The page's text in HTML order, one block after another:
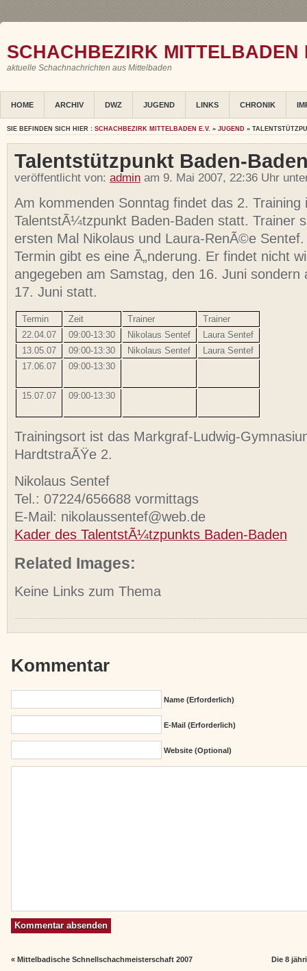
SCHACHBEZIRK MITTELBADEN
aktuelle Schachnachrichten aus Mittelbaden
HOME ARCHIV DWZ JUGEND LINKS CHRONIK
SIE BEFINDEN SICH HIER : SCHACHBEZIRK MITTELBADEN E.V. » JUGEND »
Talentstützpunkt Baden-
veröffentlicht von: admin am 9. Mai 2007, 22:36 Uhr
Am kommenden Sonntag findet das 2. Training
TalentstÃ¼tzpunkt Baden-Baden statt. Trainer
ersten Mal Nikolaus und Laura-RenÃ©e
Termin gibt es eine Ã„nderung. Er findet nicht
angegeben am Samstag, den 16. Juni sondern
17. Juni statt.
Termin Zeit Trainer
Trainer
22.04.07
09:00-13:30 Nikolaus Sentef
Laura Sentef
13.05.07
09:00-13:30 Nikolaus Sentef
Laura Sentef
17.06.07
09:00-13:30
15.07.07 09:00-13:30
Trainingsort ist das Markgraf-Ludwig-
HardtstraÃŸe 2.
Nikolaus Sentef
Tel.: 07224/656688 vormittags
E-Mail: nikolaussentef@web.de
Kader des TalentstÃ¼tzpunkts Baden-Baden
Related Images:
Keine Links zum Thema
Kommentar
Name (erforderlich)
E-Mail (erforderlich)
Website (Optional)
«Mittelbadische Schnellschachmeisterschaft 2007 Die 8